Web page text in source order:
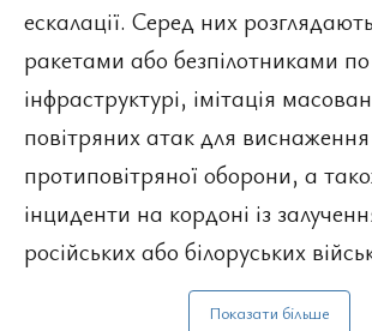
ескалації. Серед них
ракетами або безпілотниками
інфраструктурі, імітація
повітряних атак для
протиповітряної оборони, а
інциденти на кордоні із
російських або білоруських
Показати більше